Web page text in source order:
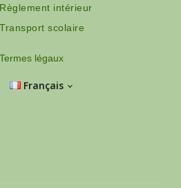
Règlement intérieur
Transport scolaire
Termes légaux
Français